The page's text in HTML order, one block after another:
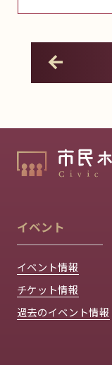
イベント
イベント情報
チケット情報
過去のイベント情報